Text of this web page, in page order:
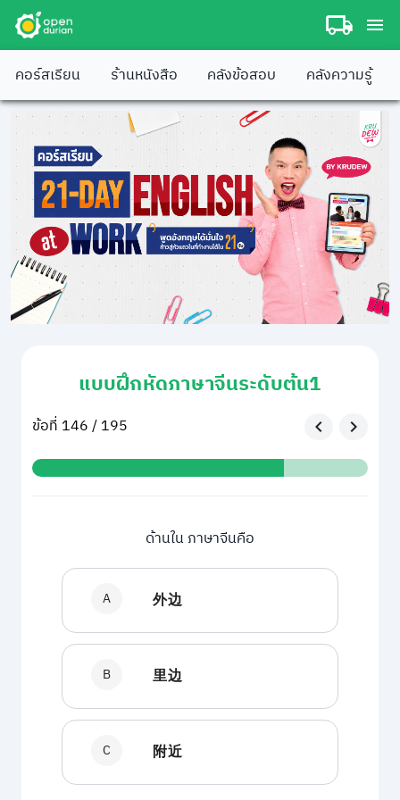
คอร์สเรียน ร้านหนังสือ คลังข้อสอบ คลังความรู้
แบบฝึกหัดภาษาจีนระดับต้น1
ข้อที่ 146 / 195
ด้านใน ภาษาจีนคือ
A 外边
B 里边
C 附近